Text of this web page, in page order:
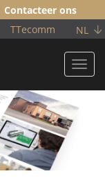
Contacteer ons
NL
TTecomm